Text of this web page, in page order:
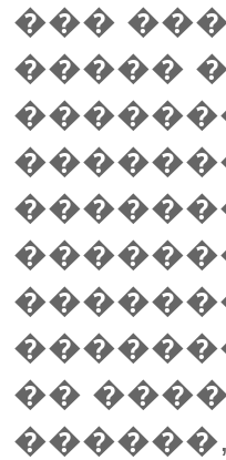
���
�����
��